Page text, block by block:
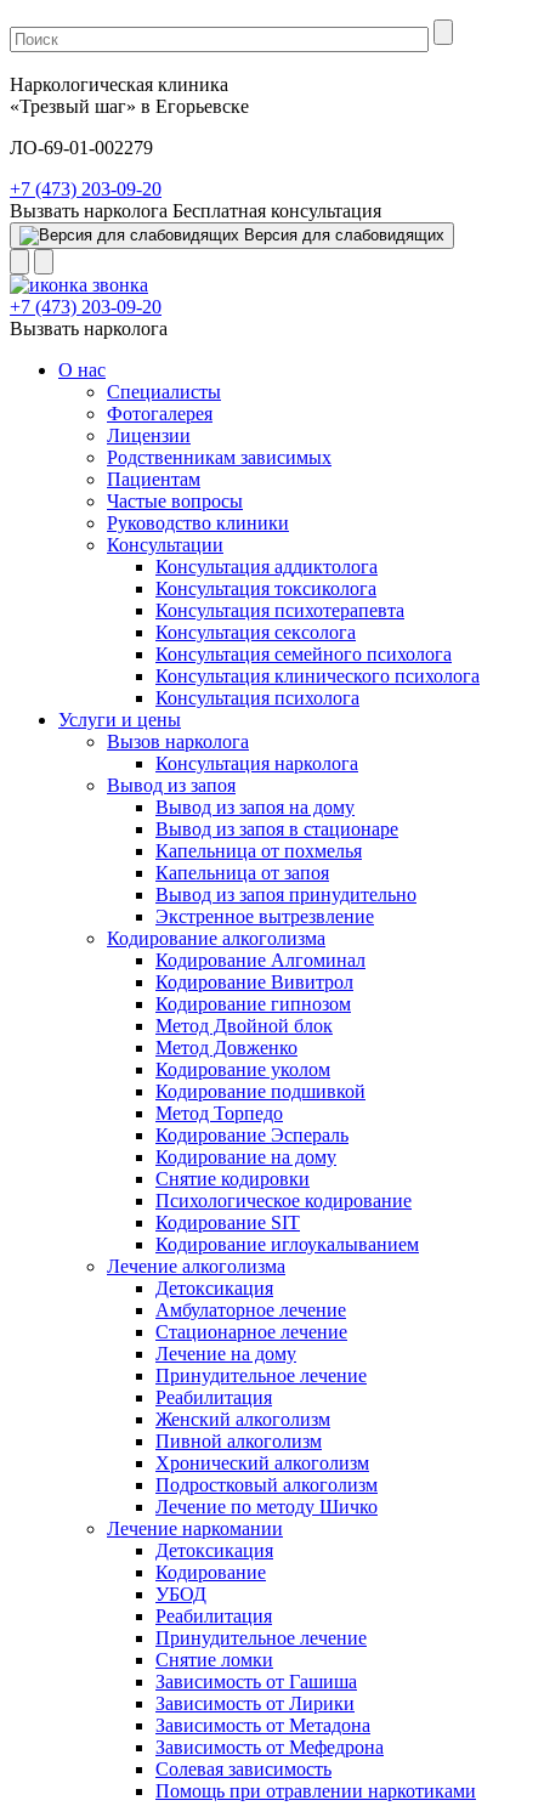
Наркологическая клиника
«Трезвый шаг» в Егорьевске
ЛО-69-01-002279
+7 (473) 203-09-20
Вызвать нарколога Бесплатная консультация
Версия для слабовидящих
+7 (473) 203-09-20
Вызвать нарколога
О нас
Специалисты
Фотогалерея
Лицензии
Родственникам зависимых
Пациентам
Частые вопросы
Руководство клиники
Консультации
Консультация аддиктолога
Консультация токсиколога
Консультация психотерапевта
Консультация сексолога
Консультация семейного психолога
Консультация клинического психолога
Консультация психолога
Услуги и цены
Вызов нарколога
Консультация нарколога
Вывод из запоя
Вывод из запоя на дому
Вывод из запоя в стационаре
Капельница от похмелья
Капельница от запоя
Вывод из запоя принудительно
Экстренное вытрезвление
Кодирование алкоголизма
Кодирование Алгоминал
Кодирование Вивитрол
Кодирование гипнозом
Метод Двойной блок
Метод Довженко
Кодирование уколом
Кодирование подшивкой
Метод Торпедо
Кодирование Эспераль
Кодирование на дому
Снятие кодировки
Психологическое кодирование
Кодирование SIT
Кодирование иглоукалыванием
Лечение алкоголизма
Детоксикация
Амбулаторное лечение
Стационарное лечение
Лечение на дому
Принудительное лечение
Реабилитация
Женский алкоголизм
Пивной алкоголизм
Хронический алкоголизм
Подростковый алкоголизм
Лечение по методу Шичко
Лечение наркомании
Детоксикация
Кодирование
УБОД
Реабилитация
Принудительное лечение
Снятие ломки
Зависимость от Гашиша
Зависимость от Лирики
Зависимость от Метадона
Зависимость от Мефедрона
Солевая зависимость
Помощь при отравлении наркотиками